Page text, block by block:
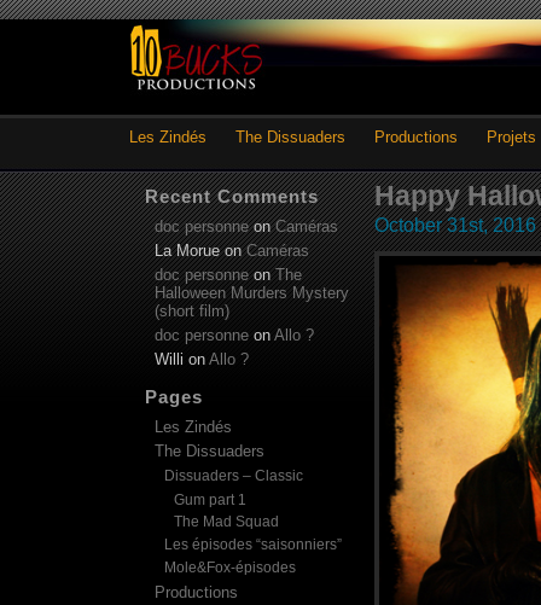
Les Zindés The Dissuaders Productions Projets
Happy
October 31st, 2016
Recent Comments
doc personneonCaméras
La MorueonCaméras
doc personneonThe
Halloween Murders Mystery
(short film)
doc personne on Allo ?
Willi on Allo ?
Pages
Les Zindés
The Dissuaders
Dissuaders – Classic
Gum part 1
The Mad Squad
Les épisodes “saisonniers”
Mole&Fox-épisodes
Productions